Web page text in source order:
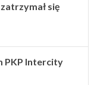
się
PKP Intercity